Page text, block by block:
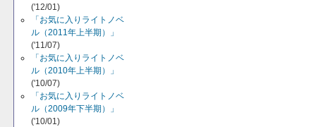
('12/01)
「お気に入りライトノベ
ル（2011年上半期）」
('11/07)
「お気に入りライトノベ
ル（2010年上半期）」
('10/07)
「お気に入りライトノベ
ル（2009年下半期）」
('10/01)